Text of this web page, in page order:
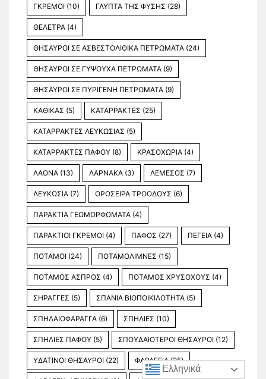
ΓΚΡΕΜΟΙ (10) ΓΛΥΠΤΑ ΤΗΣ ΦΥΣΗΣ (28)
ΘΕΛΕΤΡΑ (4)
ΘΗΣΑΥΡΟΙ ΣΕ ΑΣΒΕΣΤΟΛΙΘΙΚΑ ΠΕΤΡΩΜΑΤΑ (24)
ΘΗΣΑΥΡΟΙ ΣΕ ΓΥΨΟΥΧΑ ΠΕΤΡΩΜΑΤΑ (9)
ΘΗΣΑΥΡΟΙ ΣΕ ΠΥΡΙΓΕΝΗ ΠΕΤΡΩΜΑΤΑ (9)
ΚΑΘΙΚΑΣ (5) ΚΑΤΑΡΡΑΚΤΕΣ (25)
ΚΑΤΑΡΡΑΚΤΕΣ ΛΕΥΚΩΣΙΑΣ (5)
ΚΑΤΑΡΡΑΚΤΕΣ ΠΑΦΟΥ (8) ΚΡΑΣΟΧΩΡΙΑ (4)
ΛΑΟΝΑ (13) ΛΑΡΝΑΚΑ (3) ΛΕΜΕΣΟΣ (7)
ΛΕΥΚΩΣΙΑ (7) ΟΡΟΣΕΙΡΑ ΤΡΟΟΔΟΥΣ (6)
ΠΑΡΑΚΤΙΑ ΓΕΩΜΟΡΦΩΜΑΤΑ (4)
ΠΑΡΑΚΤΙΟΙ ΓΚΡΕΜΟΙ (4) ΠΑΦΟΣ (27) ΠΕΓΕΙΑ (4)
ΠΟΤΑΜΟΙ (24) ΠΟΤΑΜΟΛΙΜΝΕΣ (15)
ΠΟΤΑΜΟΣ ΑΣΠΡΟΣ (4) ΠΟΤΑΜΟΣ ΧΡΥΣΟΧΟΥΣ (4)
ΣΗΡΑΓΓΕΣ (5) ΣΠΑΝΙΑ ΒΙΟΠΟΙΚΙΛΟΤΗΤΑ (5)
ΣΠΗΛΑΙΟΦΑΡΑΓΓΑ (6) ΣΠΗΛΙΕΣ (10)
ΣΠΗΛΙΕΣ ΠΑΦΟΥ (5) ΣΠΟΥΔΑΙΟΤΕΡΟΙ ΘΗΣΑΥΡΟΙ (12)
ΥΔΑΤΙΝΟΙ ΘΗΣΑΥΡΟΙ (22) ΦΑΡΑΓΓΙΑ(25)
Ελληνικά